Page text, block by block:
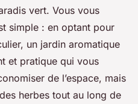
vert. Vous vous
simple : en optant pour
un jardin aromatique
et pratique qui vous
de l’espace, mais
herbes tout au long de